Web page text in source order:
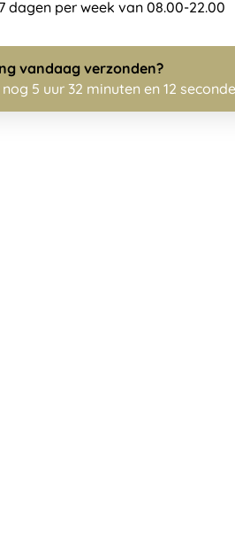
dagen per week van 08.00-22.00
vandaag verzonden?
5 uur 32 minuten en 11